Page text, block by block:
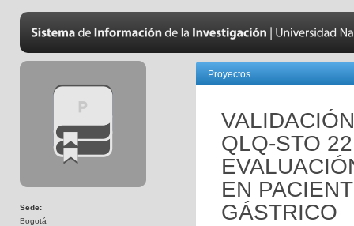
Sede:
Bogotá
Proyectos
QLQ-STO
EN
GÁSTRICO